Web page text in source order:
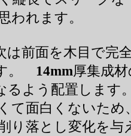
われます。
前面を木目で完
。 14mm厚集成
よう配置します
て面白くないため
り落とし変化を与